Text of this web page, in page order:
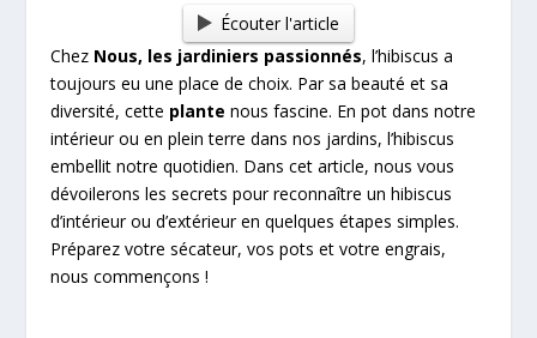
Écouter l'article
Chez Nous, les jardiniers passionnés, l’hibiscus a
toujours eu une place de choix. Par sa beauté et sa
diversité, cette plante nous fascine. En pot dans notre
intérieur ou en plein terre dans nos jardins, l’hibiscus
embellit notre quotidien. Dans cet article, nous vous
dévoilerons les secrets pour reconnaître un hibiscus
d’intérieur ou d’extérieur en quelques étapes simples.
Préparez votre sécateur, vos pots et votre engrais,
nous commençons !